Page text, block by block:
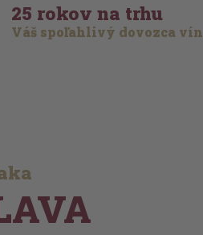
25 rokov na trhu
Váš spoľahlivý dovozca vín